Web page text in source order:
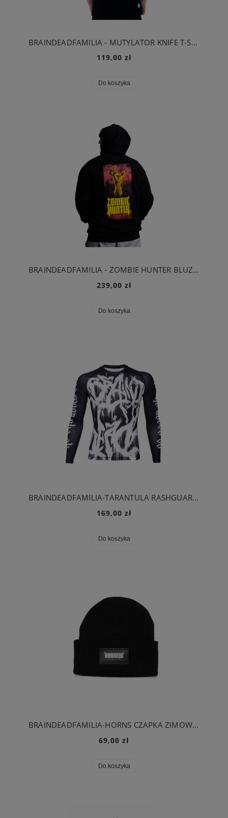
BRAINDEADFAMILIA - MUTYLATOR KNIFE T-SHIRT CZARNY
119,00 zł
Do koszyka
BRAINDEADFAMILIA - ZOMBIE HUNTER BLUZA KAPTUR CZARNA
239,00 zł
Do koszyka
BRAINDEADFAMILIA-TARANTULA RASHGUARD LONGSLEEVE
169,00 zł
Do koszyka
BRAINDEADFAMILIA-HORNS CZAPKA ZIMOWA CZARNA
69,00 zł
Do koszyka